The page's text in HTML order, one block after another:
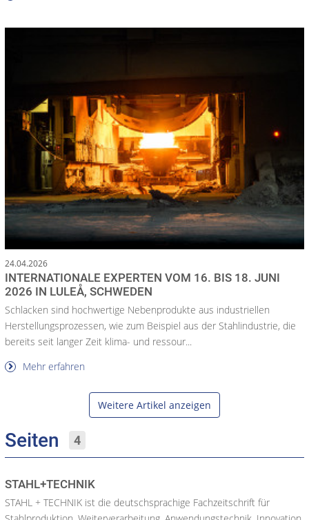
24.04.2026
INTERNATIONALE EXPERTEN VOM 16. BIS 18. JUNI
2026 IN LULEÅ, SCHWEDEN
Schlacken sind hochwertige Nebenprodukte aus industriellen
Herstellungsprozessen, wie zum Beispiel aus der Stahlindustrie, die
bereits seit langer Zeit klima- und ressour...
Mehr erfahren
Weitere Artikel anzeigen
Seiten 4
STAHL+TECHNIK
STAHL + TECHNIK ist die deutschsprachige Fachzeitschrift für